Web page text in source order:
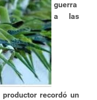
guerra
a las
recordó un